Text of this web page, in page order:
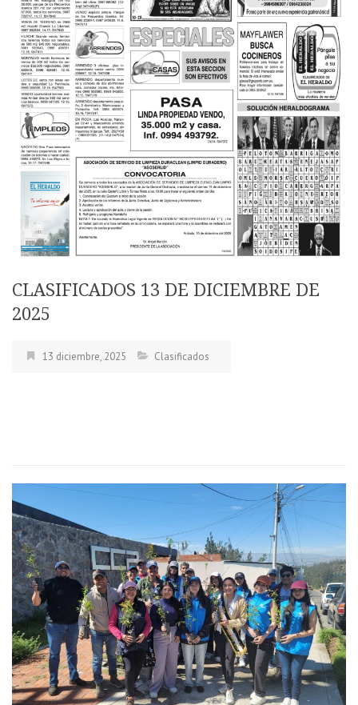
CLASIFICADOS 13 DE DICIEMBRE DE
2025
13 diciembre, 2025 Clasificados